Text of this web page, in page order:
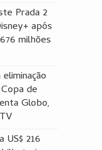
Prada 2
após
milhões
de
Globo,
US$ 216